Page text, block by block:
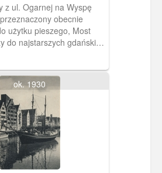
z ul. Ogarnej na Wyspę
obecnie
użytku pieszego, Most
do najstarszych gdańskich
Krowią, służącą
tędy na
ubojem) stad bydła
do gdańskich rzeźników.
ok. 1930